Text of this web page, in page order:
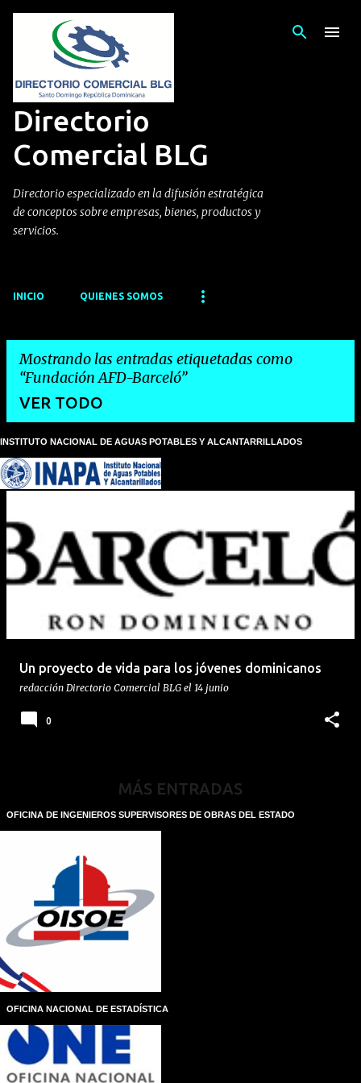
Directorio
Comercial BLG
Directorio especializado en la difusión estratégica
de conceptos sobre empresas, bienes, productos y
servicios.
INICIO QUIENES SOMOS
Mostrando las entradas etiquetadas como
Fundación AFD-Barceló
VER TODO
n
t
r
d
INSTITUTO NACIONAL DE AGUAS POTABLES Y ALCANTARRILLADOS
Un proyecto de vida para los jóvenes dominicanos
redacción Directorio Comercial BLG el 14 junio
0
MÁS ENTRADAS
OFICINA DE INGENIEROS SUPERVISORES DE OBRAS DEL ESTADO
OFICINA NACIONAL DE ESTADÍSTICA